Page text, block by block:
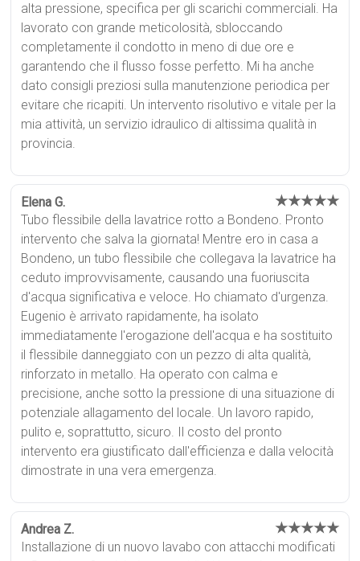
alta pressione, specifica per gli scarichi commerciali. Ha
lavorato con grande meticolosità, sbloccando
completamente il condotto in meno di due ore e
garantendo che il flusso fosse perfetto. Mi ha anche
dato consigli preziosi sulla manutenzione periodica per
evitare che ricapiti. Un intervento risolutivo e vitale per la
mia attività, un servizio idraulico di altissima qualità in
provincia.
Elena G. ★★★★★
Tubo flessibile della lavatrice rotto a Bondeno. Pronto
intervento che salva la giornata! Mentre ero in casa a
Bondeno, un tubo flessibile che collegava la lavatrice ha
ceduto improvvisamente, causando una fuoriuscita
d'acqua significativa e veloce. Ho chiamato d'urgenza.
Eugenio è arrivato rapidamente, ha isolato
immediatamente l'erogazione dell'acqua e ha sostituito
il flessibile danneggiato con un pezzo di alta qualità,
rinforzato in metallo. Ha operato con calma e
precisione, anche sotto la pressione di una situazione di
potenziale allagamento del locale. Un lavoro rapido,
pulito e, soprattutto, sicuro. Il costo del pronto
intervento era giustificato dall'efficienza e dalla velocità
dimostrate in una vera emergenza.
Andrea Z. ★★★★★
Installazione di un nuovo lavabo con attacchi modificati